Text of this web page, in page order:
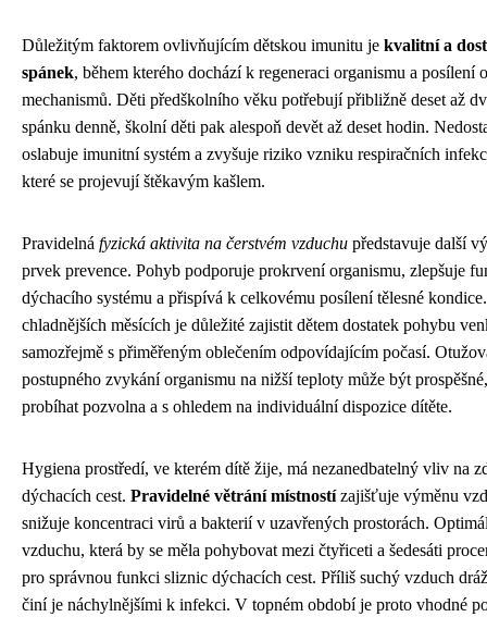
Důležitým faktorem ovlivňujícím dětskou imunitu je kvalitní a
spánek, během kterého dochází k regeneraci organismu a posílení
mechanismů. Děti předškolního věku potřebují přibližně deset až
spánku denně, školní děti pak alespoň devět až deset hodin.
oslabuje imunitní systém a zvyšuje riziko vzniku respiračních
které se projevují štěkavým kašlem.
Pravidelná fyzická aktivita na čerstvém vzduchu představuje další
prvek prevence. Pohyb podporuje prokrvení organismu, zlepšuje
dýchacího systému a přispívá k celkovému posílení tělesné
chladnějších měsících je důležité zajistit dětem dostatek pohybu
samozřejmě s přiměřeným oblečením odpovídajícím počasí.
postupného zvykání organismu na nižší teploty může být
probíhat pozvolna a s ohledem na individuální dispozice dítěte.
Hygiena prostředí, ve kterém dítě žije, má nezanedbatelný vliv na
dýchacích cest. Pravidelné větrání místnostízajišťuje výměnu
snižuje koncentraci virů a bakterií v uzavřených prostorách.
vzduchu, která by se měla pohybovat mezi čtyřiceti a šedesáti
pro správnou funkci sliznic dýchacích cest. Příliš suchý vzduch
činí je náchylnějšími k infekci. V topném období je proto vhodné